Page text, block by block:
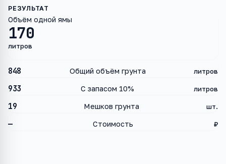
170
Объём одной ямы
литров
848 Общий объём грунта литров
933 С запасом 10% литров
19 Мешков грунта шт.
— Стоимость ₽